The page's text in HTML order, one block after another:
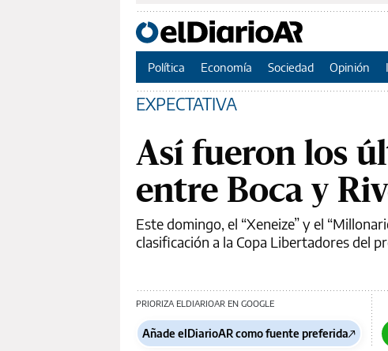
Política Economía Sociedad Opinión
EXPECTATIVA
Así fueron los
entre Boca y
Este domingo, el “Xeneize” y el
clasificación a la Copa Libertadores del
PRIORIZA ELDIARIOAR EN GOOGLE
Añade elDiarioAR como fuente preferida